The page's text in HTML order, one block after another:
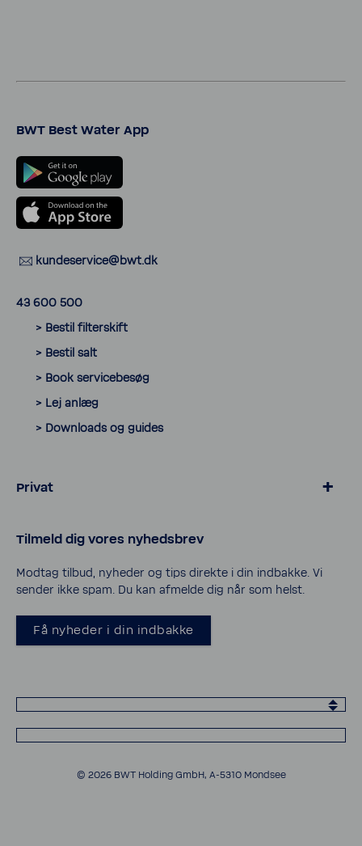
BWT Best Water App
kunde­ser­vice@bwt.dk
43 600 500
> Bestil filter­skift
> Bestil salt
> Book servicebesøg
> Lej anlæg
> Down­loads og guides
Privat
> Salt og tilbehør til blødgøring
> Vand­filtre til vand­hanen
> Service og support
> Privatlivspolitik
> Cookies
Tilmeld dig vores nyheds­brev
Modtag tilbud, nyheder og tips direkte i din indbakke. Vi
sender ikke spam. Du kan afmelde dig når som helst.
Få nyheder i din indbakke
© 2026 BWT Holding GmbH, A-​5310 Mondsee